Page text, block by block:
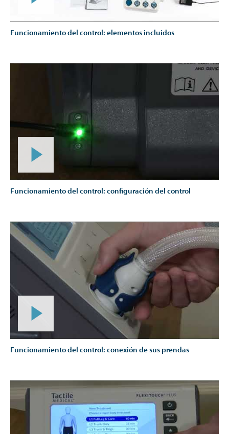
Funcionamiento del control: elementos incluidos
Funcionamiento del control: configuración del control
Funcionamiento del control: conexión de sus prendas